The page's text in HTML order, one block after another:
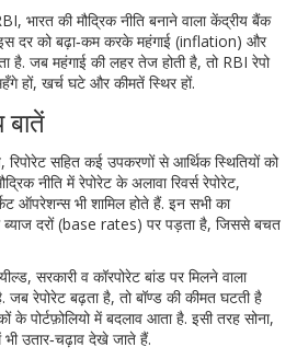
, भारत की मौद्रिक नीति बनाने वाला केंद्रीय बैंक
दर को बढ़ा‑कम करके महंगाई (inflation) और
है. जब महंगाई की लहर तेज होती है, तो RBI रेपो
हों, खर्च घटे और कीमतें स्थिर हों.
, रिपोरेट सहित कई उपकरणों से आर्थिक स्थितियों को
नीति में रेपोरेट के अलावा रिवर्स रेपोरेट,
ऑपरेशन्स भी शामिल होते हैं. इन सभी का
ब्याज दरों (base rates) पर पड़ता है, जिससे बचत
, सरकारी व कॉरपोरेट बांड पर मिलने वाला
जब रेपोरेट बढ़ता है, तो बॉण्ड की कीमत घटती है
पोर्टफ़ोलियो में बदलाव आता है. इसी तरह सोना,
भी उतार‑चढ़ाव देखे जाते हैं.